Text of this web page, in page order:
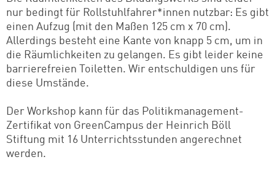
nur bedingt für Rollstuhlfahrer*innen nutzbar: Es gibt
einen Aufzug (mit den Maßen 125 cm x 70 cm).
Allerdings besteht eine Kante von knapp 5 cm, um in
die Räumlichkeiten zu gelangen. Es gibt leider keine
barrierefreien Toiletten. Wir entschuldigen uns für
diese Umstände.
Der Workshop kann für das Politikmanagement-
Zertifikat von GreenCampus der Heinrich Böll
Stiftung mit 16 Unterrichtsstunden angerechnet
werden.